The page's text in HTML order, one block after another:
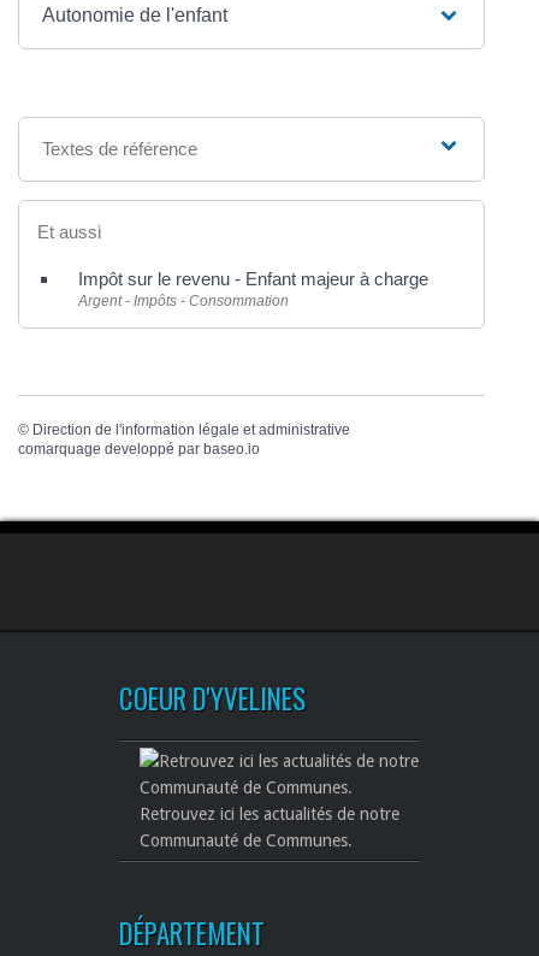
Autonomie de l'enfant
Textes de référence
Et aussi
Impôt sur le revenu - Enfant majeur à charge
Argent - Impôts - Consommation
© Direction de l'information légale et administrative
comarquage developpé par baseo.io
COEUR D'YVELINES
Retrouvez ici les actualités de notre
Communauté de Communes.
DÉPARTEMENT